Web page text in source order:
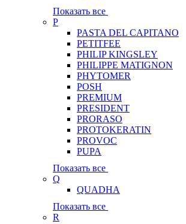
Показать все
P
PASTA DEL CAPITANO
PETITFEE
PHILIP KINGSLEY
PHILIPPE MATIGNON
PHYTOMER
POSH
PREMIUM
PRESIDENT
PRORASO
PROTOKERATIN
PROVOC
PUPA
Показать все
Q
QUADHA
Показать все
R